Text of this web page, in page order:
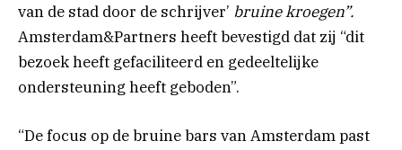
van de stad door de schrijver’ bruine kroegen”.
Amsterdam&Partners heeft bevestigd dat zij “dit
bezoek heeft gefaciliteerd en gedeeltelijke
ondersteuning heeft geboden”.
“De focus op de bruine bars van Amsterdam past